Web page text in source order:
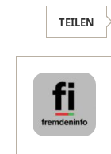
TEILEN